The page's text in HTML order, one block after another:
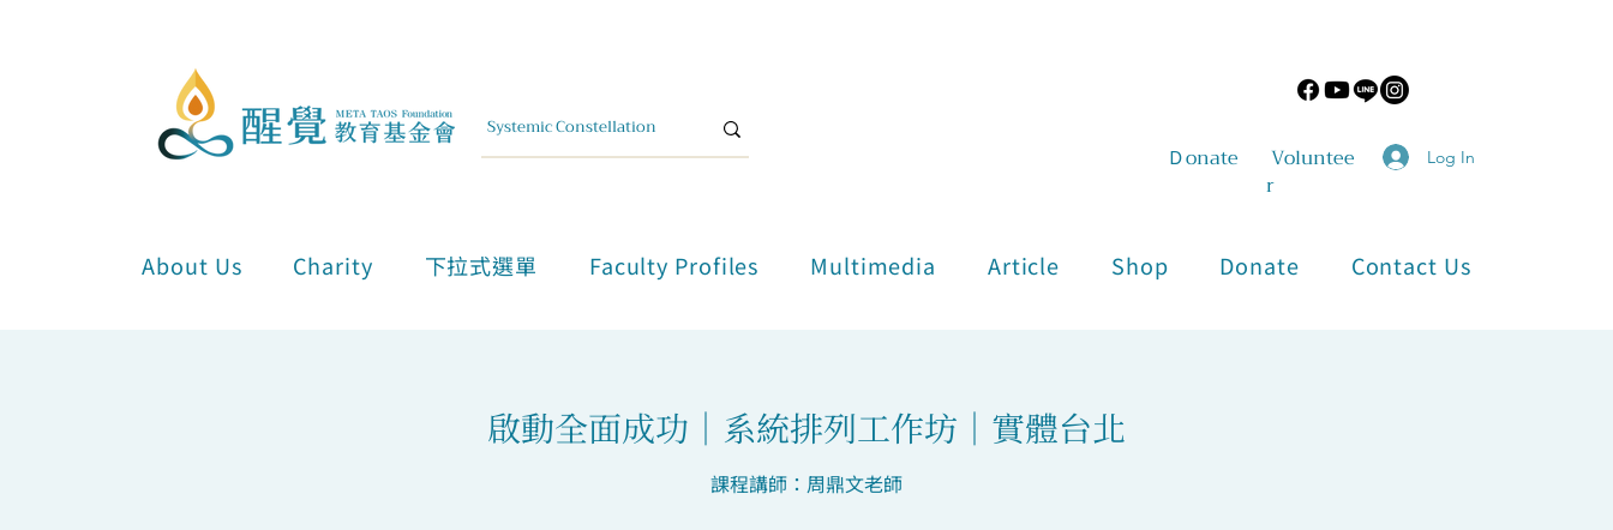
​Ｄonate
Voluntee
r
Log In
About Us Charity 下拉式選單 Faculty Profiles Multimedia Article Shop Donate Contact Us
啟動全面成功｜系統排列工作坊｜實體台北
課程講師：周鼎文老師